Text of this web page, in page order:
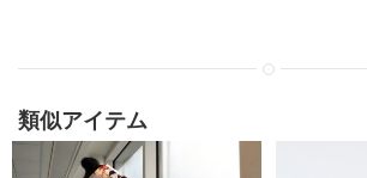
類似アイテム